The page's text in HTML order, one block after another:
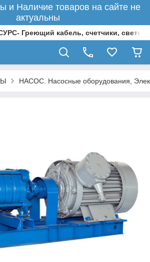
и Наличие товаров на сайте не
актуальны
Греющий кабель, счетчики,
НАСОС. Насосные оборудования,